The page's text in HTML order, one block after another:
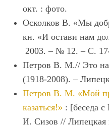
окт. : фото.
Осколков В. «Мы
кн. «И остави нам
2003. – № 12. – С.
Петров В. М.// Это
(1918-2008). –
Петров В. М. «Мой
казаться!» : [беседа
И. Сизов // Липецкая